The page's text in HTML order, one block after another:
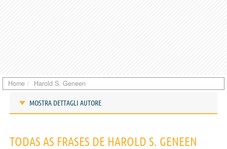
Home Harold S. Geneen
MOSTRA DETTAGLI AUTORE
TODAS AS FRASES DE HAROLD S. GENEEN